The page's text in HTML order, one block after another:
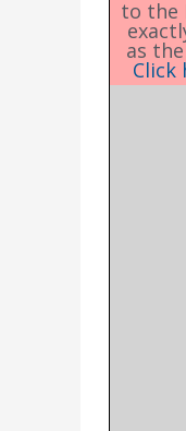
to the
as
Click